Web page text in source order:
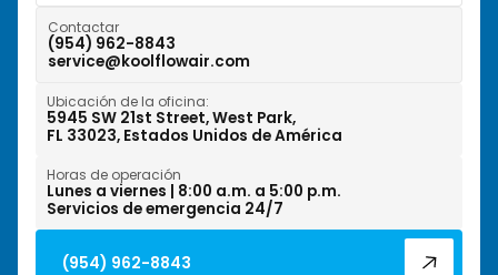
West Park, FL
Wilton Manors, FL
Contactar
(954) 962-8843
service@koolflowair.com
Ubicación de la oficina:
5945 SW 21st Street, West Park,
FL 33023, Estados Unidos de América
Horas de operación
Lunes a viernes | 8:00 a.m. a 5:00 p.m.
Servicios de emergencia 24/7
(954) 962-8843